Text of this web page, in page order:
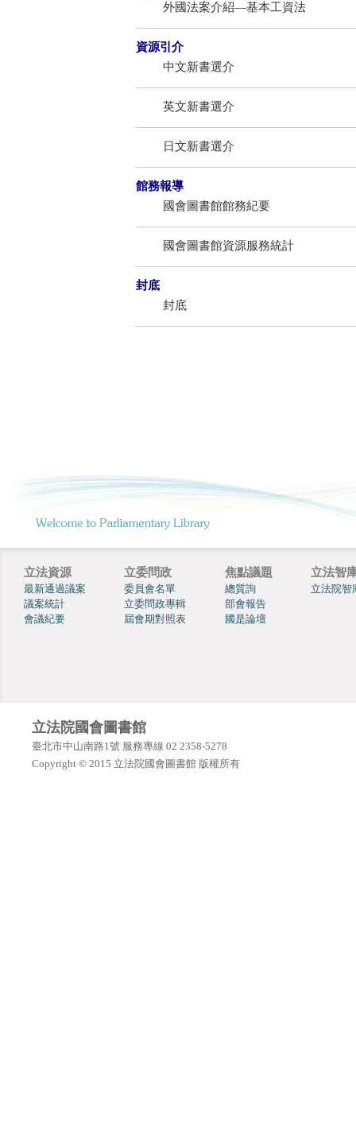
外國法案介紹—基本工資法
資源引介
中文新書選介
英文新書選介
日文新書選介
館務報導
國會圖書館館務紀要
國會圖書館資源服務統計
封底
封底
立法資源
最新通過議案
議案統計
會議紀要
立委問政
委員會名單
立委問政專輯
屆會期對照表
焦點議題
總質詢
部會報告
國是論壇
立法智
立法院智
立法院國會圖書館
臺北市中山南路1號 服務專線 02 2358-5278
Copyright © 2015 立法院國會圖書館 版權所有